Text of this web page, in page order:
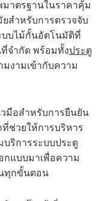
าตรฐานในราคาคุ้ม
สำหรับการตรวจจับ
บบไม้กั้นอัตโนมัติที่
จำกัด พร้อมทั้งประตู
งามเข้ากับความ
มือสำหรับการยืนยัน
ช่วยให้การบริหาร
ริการระบบประตู
กแบบมาเพื่อความ
ทุกขั้นตอน